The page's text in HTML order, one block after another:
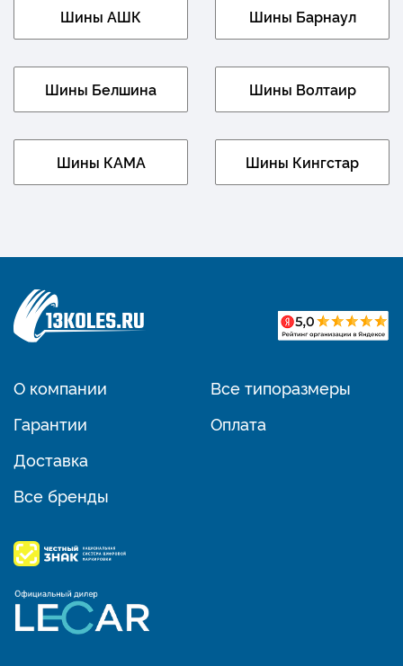
Шины АШК Шины Барнаул
Шины Белшина Шины Волтаир
Шины КАМА Шины Кингстар
О компании
Гарантии
Доставка
Все бренды
Все типоразмеры
Оплата